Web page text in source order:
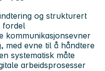
og strukturert
fordel
kommunikasjonsevner
med evne til å håndtere
systematisk måte
arbeidsprosesser